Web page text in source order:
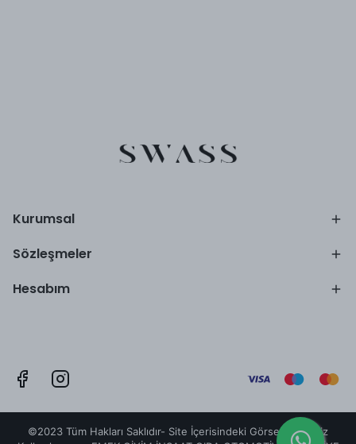
Kurumsal
Sözleşmeler
Hesabım
©2023 Tüm Hakları Saklıdır- Site İçerisindeki Görseller İzinsiz